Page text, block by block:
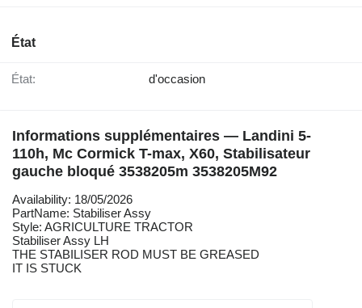
État
État: d'occasion
Informations supplémentaires — Landini 5-
110h, Mc Cormick T-max, X60, Stabilisateur
gauche bloqué 3538205m 3538205M92
Availability: 18/05/2026
PartName: Stabiliser Assy
Style: AGRICULTURE TRACTOR
Stabiliser Assy LH
THE STABILISER ROD MUST BE GREASED
IT IS STUCK